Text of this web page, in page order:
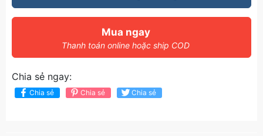
Mua ngay
Thanh toán online hoặc ship COD
Chia sẻ ngay:
Chia sẻ Chia sẻ Chia sẻ